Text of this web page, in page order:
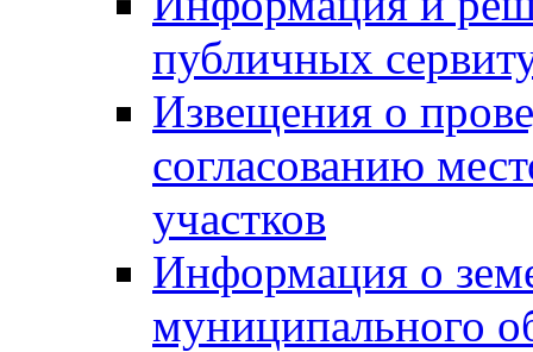
публичных
Извещения о
согласованию
участков
Информация о
муниципального